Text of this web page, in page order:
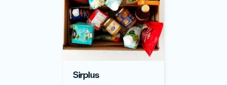
Sirplus